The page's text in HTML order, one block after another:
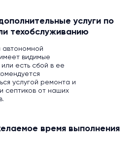
услуги по
техобслуживанию
автономной
видимые
есть сбой в ее
услугой ремонта и
септиков от наших
время выполнения